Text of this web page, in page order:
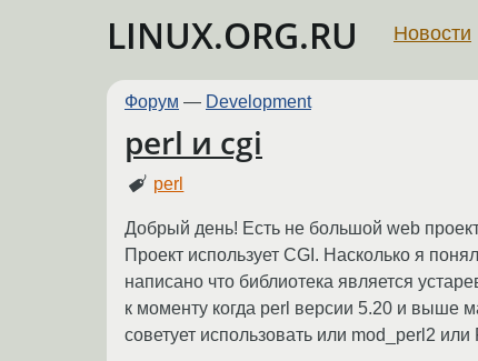
LINUX.ORG.RU Новости
Форум — Development
perl и cgi
perl
Добрый день! Есть не большой web
Проект использует CGI. Насколько я
написано что библиотека является
к моменту когда perl версии 5.20 и выше
советует использовать или mod_perl2